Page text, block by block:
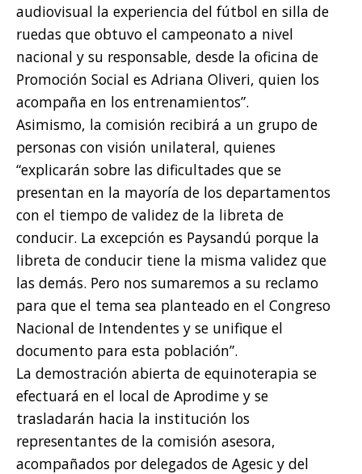
audiovisual la experiencia del fútbol en silla de
ruedas que obtuvo el campeonato a nivel
nacional y su responsable, desde la oficina de
Promoción Social es Adriana Oliveri, quien los
acompaña en los entrenamientos”.
Asimismo, la comisión recibirá a un grupo de
personas con visión unilateral, quienes
“explicarán sobre las dificultades que se
presentan en la mayoría de los departamentos
con el tiempo de validez de la libreta de
conducir. La excepción es Paysandú porque la
libreta de conducir tiene la misma validez que
las demás. Pero nos sumaremos a su reclamo
para que el tema sea planteado en el Congreso
Nacional de Intendentes y se unifique el
documento para esta población”.
La demostración abierta de equinoterapia se
efectuará en el local de Aprodime y se
trasladarán hacia la institución los
representantes de la comisión asesora,
acompañados por delegados de Agesic y del